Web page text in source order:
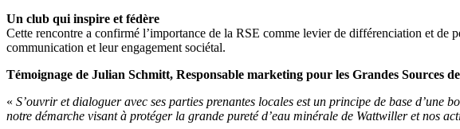
Un club qui inspire et fédère
Cette rencontre a confirmé l’importance de la RSE comme levier de différenciation et de
communication et leur engagement sociétal.
Témoignage de Julian Schmitt, Responsable marketing pour les Grandes Sources
« S’ouvrir et dialoguer avec ses parties prenantes locales est un principe de base
notre démarche visant à protéger la grande pureté d’eau minérale de Wattwiller et nos